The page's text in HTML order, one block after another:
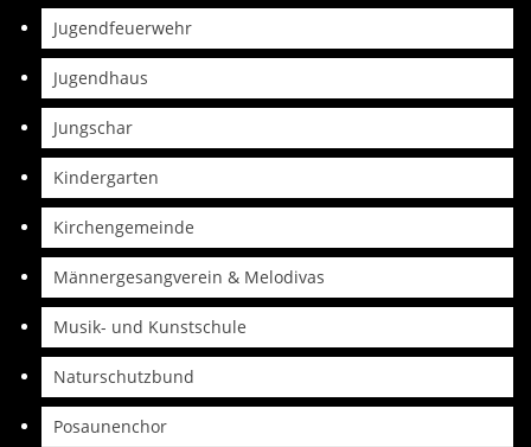
Jugendfeuerwehr
Jugendhaus
Jungschar
Kindergarten
Kirchengemeinde
Männergesangverein & Melodivas
Musik- und Kunstschule
Naturschutzbund
Posaunenchor